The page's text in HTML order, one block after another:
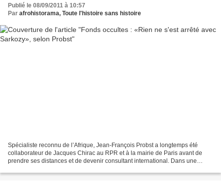
Publié le 08/09/2011 à 10:57
Par afrohistorama, Toute l'histoire sans histoire
Spécialiste reconnu de l’Afrique, Jean-François Probst a longtemps été
collaborateur de Jacques Chirac au RPR et à la mairie de Paris avant de
prendre ses distances et de devenir consultant international. Dans une